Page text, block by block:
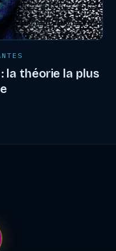
la théorie la plus